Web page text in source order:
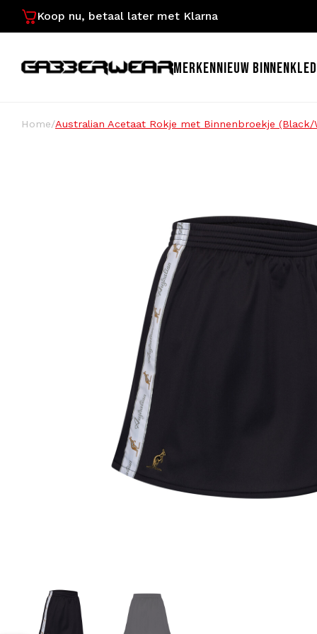
Koop nu, betaal later met Klarna
MERKENNIEUW BINNEN
Home/Australian Acetaat Rokje met Binnenbroekje (Black/